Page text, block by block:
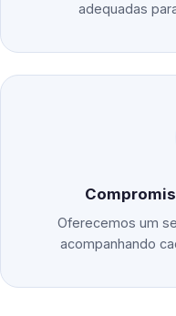
adequadas
Oferecemos um
acompanhando